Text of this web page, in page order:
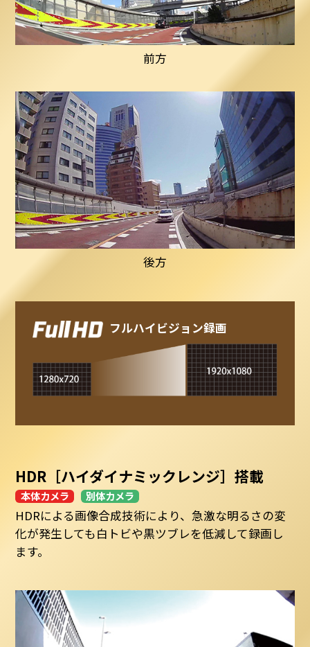
前方
後方
フルハイビジョン録画
HDR［ハイダイナミックレンジ］搭載
本体カメラ 別体カメラ
HDRによる画像合成技術により、急激な明るさの変
化が発生しても白トビや黒ツブレを低減して録画し
ます。